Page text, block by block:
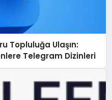
Topluluğa Ulaşın:
Telegram Dizinleri